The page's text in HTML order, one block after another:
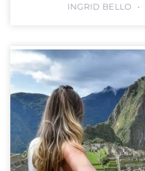
INGRID BELLO